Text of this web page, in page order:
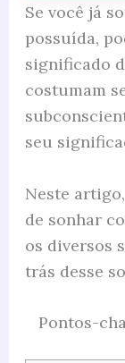
Se você já
possuída,
significado
costumam
seu
Neste
de sonhar
os diversos
trás desse
Pontos-